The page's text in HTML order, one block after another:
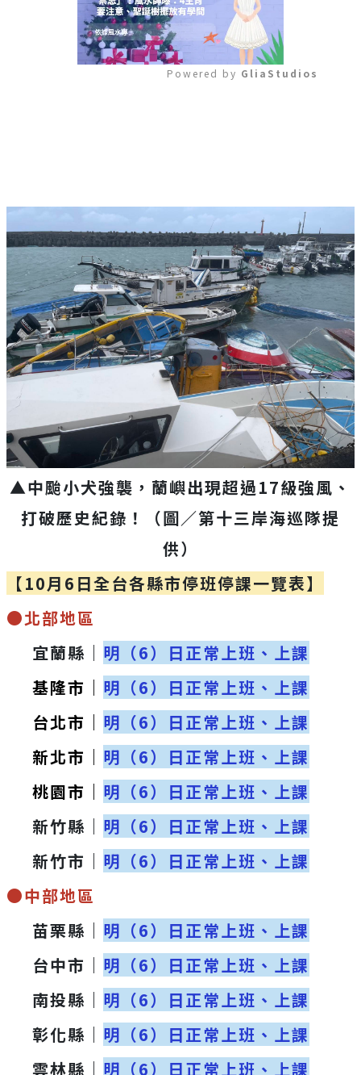
Powered by GliaStudios
▲中颱小犬強襲，蘭嶼出現超過17級強風、
打破歷史紀錄！（圖／第十三岸海巡隊提
供）
【10月6日全台各縣市停班停課一覽表】
●北部地區
宜蘭縣｜ 明（6）日正常上班、上課
基隆市｜ 明（6）日正常上班、上課
台北市｜ 明（6）日正常上班、上課
新北市｜ 明（6）日正常上班、上課
桃園市｜ 明（6）日正常上班、上課
新竹縣｜ 明（6）日正常上班、上課
新竹市｜ 明（6）日正常上班、上課
●中部地區
苗栗縣｜ 明（6）日正常上班、上課
台中市｜ 明（6）日正常上班、上課
南投縣｜ 明（6）日正常上班、上課
彰化縣｜ 明（6）日正常上班、上課
雲林縣｜ 明（6）日正常上班、上課